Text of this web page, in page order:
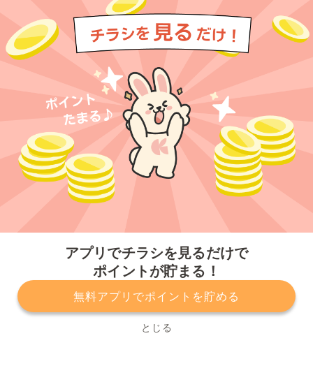
アプリでチラシを見るだけで
ポイントが貯まる！
無料アプリでポイントを貯める
とじる
プライバシーポリシー 利用規約
運営会社
サービスに関してのお問い合わせ